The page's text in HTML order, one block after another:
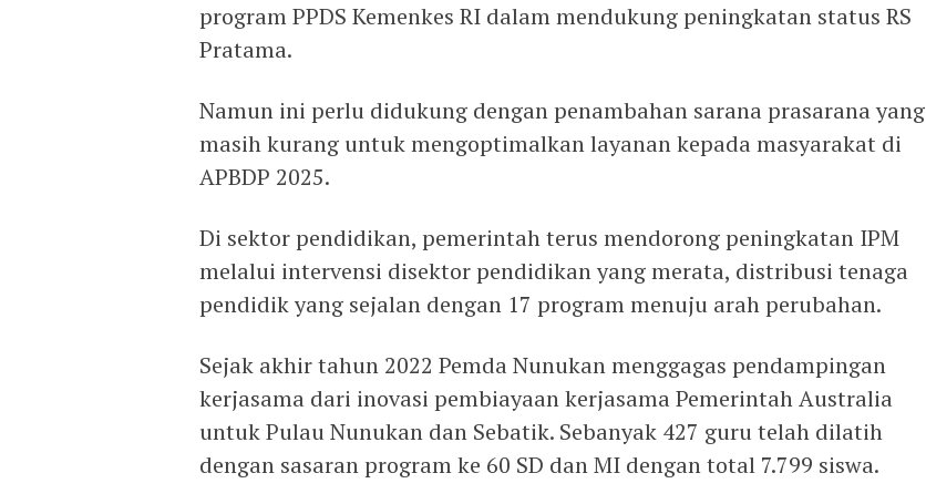
program PPDS Kemenkes RI dalam mendukung peningkatan status RS
Pratama.
Namun ini perlu didukung dengan penambahan sarana prasarana yang
masih kurang untuk mengoptimalkan layanan kepada masyarakat di
APBDP 2025.
Di sektor pendidikan, pemerintah terus mendorong peningkatan IPM
melalui intervensi disektor pendidikan yang merata, distribusi tenaga
pendidik yang sejalan dengan 17 program menuju arah perubahan.
Sejak akhir tahun 2022 Pemda Nunukan menggagas pendampingan
kerjasama dari inovasi pembiayaan kerjasama Pemerintah Australia
untuk Pulau Nunukan dan Sebatik. Sebanyak 427 guru telah dilatih
dengan sasaran program ke 60 SD dan MI dengan total 7.799 siswa.